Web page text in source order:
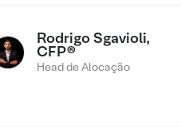
Rodrigo Sgavioli,
CFP®
Head de Alocação